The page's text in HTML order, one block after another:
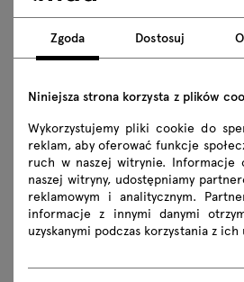
Łóżko Drewniane Hug
Zgoda Dostosuj
Niniejsza strona korzysta z plików
Wykorzystujemy pliki cookie do
reklam, aby oferować funkcje
ruch w naszej witrynie. Informacje
naszej witryny, udostępniamy
reklamowym i analitycznym.
informacje z innymi danymi
uzyskanymi podczas korzystania z ich